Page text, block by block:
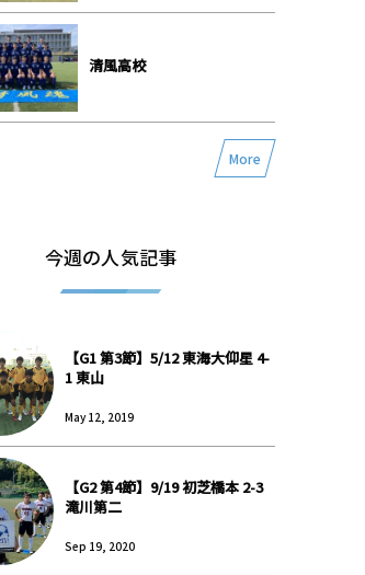
清風高校
More
今週の人気記事
【G1 第3節】5/12 東海大仰星 4-
1 東山
May 12, 2019
【G2 第4節】9/19 初芝橋本 2-3
滝川第二
Sep 19, 2020